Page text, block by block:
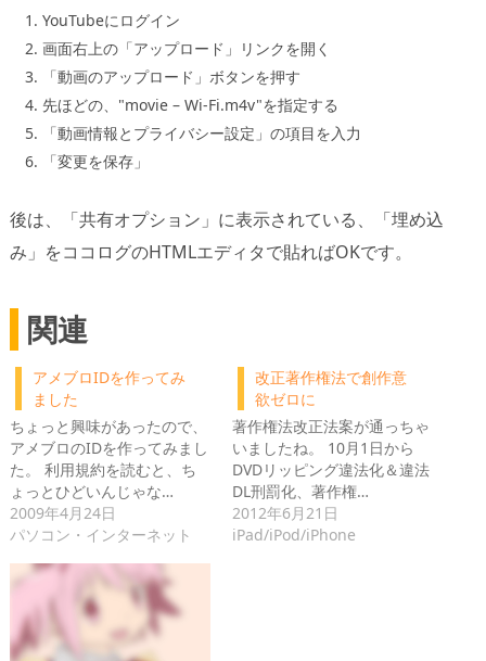
YouTubeにログイン
画面右上の「アップロード」リンクを開く
「動画のアップロード」ボタンを押す
先ほどの、"movie – Wi-Fi.m4v"を指定する
「動画情報とプライバシー設定」の項目を入力
「変更を保存」
後は、「共有オプション」に表示されている、「埋め込
み」をココログのHTMLエディタで貼ればOKです。
関連
アメブロIDを作ってみ
ました
ちょっと興味があったので、
アメブロのIDを作ってみまし
た。 利用規約を読むと、ち
ょっとひどいんじゃな…
2009年4月24日
パソコン・インターネット
改正著作権法で創作意
欲ゼロに
著作権法改正法案が通っちゃ
いましたね。 10月1日から
DVDリッピング違法化＆違法
DL刑罰化、著作権…
2012年6月21日
iPad/iPod/iPhone